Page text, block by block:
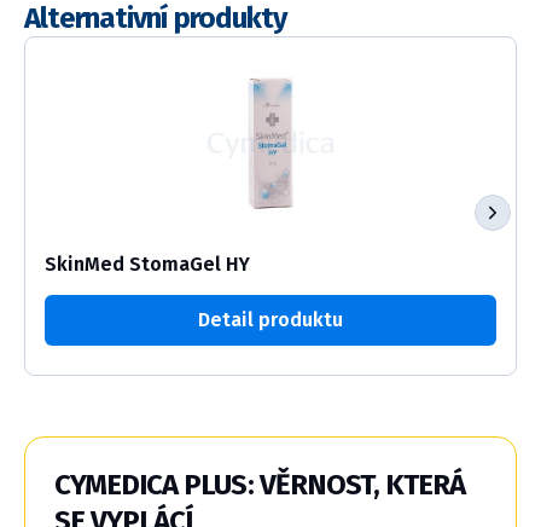
Alternativní produkty
SkinMed StomaGel HY
Detail produktu
CYMEDICA PLUS: VĚRNOST, KTERÁ